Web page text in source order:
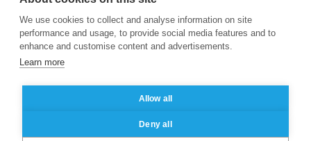
Business School
Mentions légales
des données personnelles
We use cookies to collect and analyse information on site
performance and usage, to provide social media features and to
enhance and customise content and advertisements.
Learn more
Allow all
Deny all